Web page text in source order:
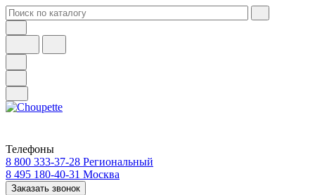
Телефоны
8 800 333-37-28 Региональный
8 495 180-40-31 Москва
Заказать звонок